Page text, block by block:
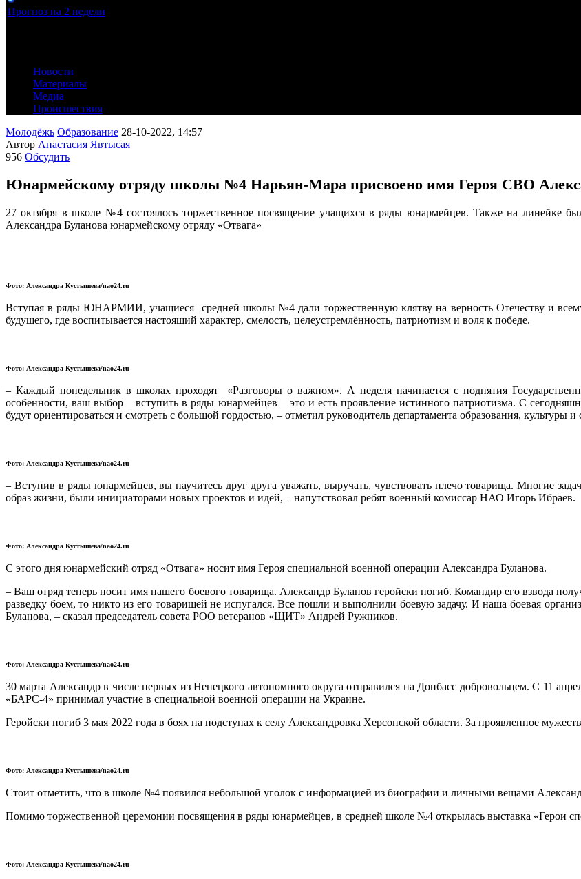
Прогноз на 2 недели
Новости
Материалы
Медиа
Происшествия
Молодёжь Образование 28-10-2022, 14:57
Автор Анастасия Явтысая
956 Обсудить
Юнармейскому отряду школы №4 Нарьян-Мара присвоено имя Героя СВО
27 октября в школе №4 состоялось торжественное посвящение учащихся в ряды юнармейцев. Также на линейке
Александра Буланова юнармейскому отряду «Отвага»
Фото: Александра Кустышева/nao24.ru
Вступая в ряды ЮНАРМИИ, учащиеся средней школы №4 дали торжественную клятву на верность Отечеству и
будущего, где воспитывается настоящий характер, смелость, целеустремлённость, патриотизм и воля к победе.
Фото: Александра Кустышева/nao24.ru
– Каждый понедельник в школах проходят «Разговоры о важном». А неделя начинается с поднятия
особенности, ваш выбор – вступить в ряды юнармейцев – это и есть проявление истинного патриотизма. С
будут ориентироваться и смотреть с большой гордостью, – отметил руководитель департамента образования,
Фото: Александра Кустышева/nao24.ru
– Вступив в ряды юнармейцев, вы научитесь друг друга уважать, выручать, чувствовать плечо товарища. Многие
образ жизни, были инициаторами новых проектов и идей, – напутствовал ребят военный комиссар НАО Игорь Ибраев.
Фото: Александра Кустышева/nao24.ru
С этого дня юнармейский отряд «Отвага» носит имя Героя специальной военной операции Александра Буланова.
– Ваш отряд теперь носит имя нашего боевого товарища. Александр Буланов геройски погиб. Командир его взвода
разведку боем, то никто из его товарищей не испугался. Все пошли и выполнили боевую задачу. И наша боевая
Буланова, – сказал председатель совета РОО ветеранов «ЩИТ» Андрей Ружников.
Фото: Александра Кустышева/nao24.ru
30 марта Александр в числе первых из Ненецкого автономного округа отправился на Донбасс добровольцем. С 11
«БАРС-4» принимал участие в специальной военной операции на Украине.
Геройски погиб 3 мая 2022 года в боях на подступах к селу Александровка Херсонской области. За проявленное
Фото: Александра Кустышева/nao24.ru
Стоит отметить, что в школе №4 появился небольшой уголок с информацией из биографии и личными вещами
Помимо торжественной церемонии посвящения в ряды юнармейцев, в средней школе №4 открылась выставка «Герои
Фото: Александра Кустышева/nao24.ru